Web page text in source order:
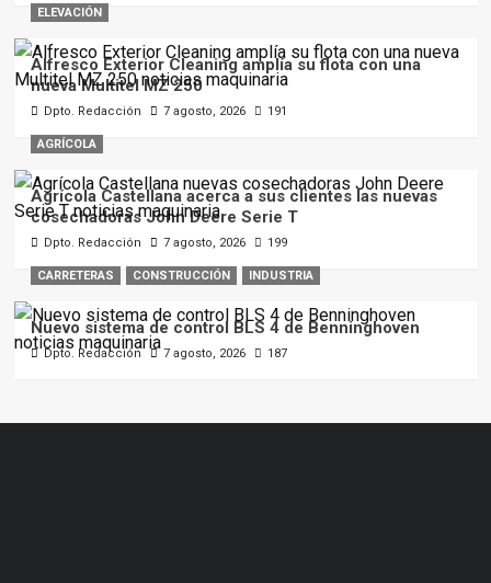
ELEVACIÓN
Alfresco Exterior Cleaning amplía su flota con una
nueva Multitel MZ 250
Dpto. Redacción 7 agosto, 2026 191
AGRÍCOLA
Agrícola Castellana acerca a sus clientes las nuevas
cosechadoras John Deere Serie T
Dpto. Redacción 7 agosto, 2026 199
CARRETERAS CONSTRUCCIÓN INDUSTRIA
Nuevo sistema de control BLS 4 de Benninghoven
Dpto. Redacción 7 agosto, 2026 187